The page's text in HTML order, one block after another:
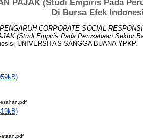
PAJAK (Studi Empiris Pada
Di Bursa Efek
PENGARUH CORPORATE SOCIAL
(Studi Empiris Pada Perusahaan Sektor
UNIVERSITAS SANGGA BUANA YPKP.